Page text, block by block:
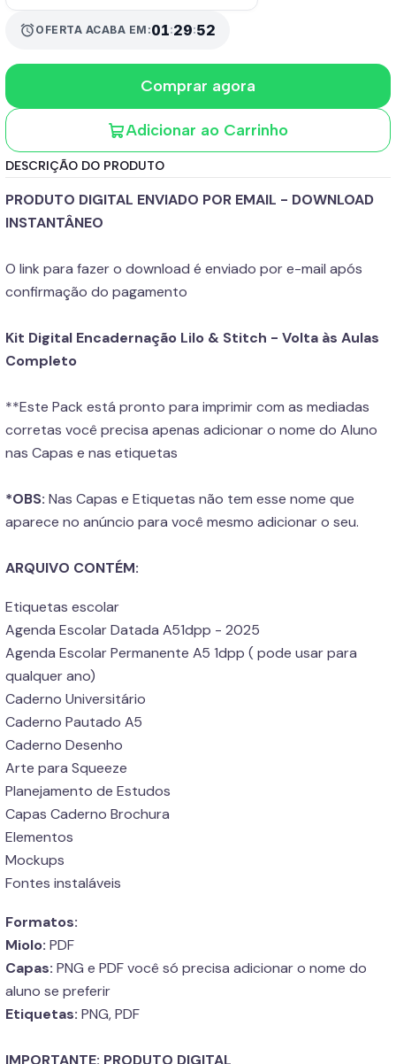
alarmOFERTA ACABA EM:01:29:52
Adicionar ao Carrinho
Comprar agora
DESCRIÇÃO DO PRODUTO
PRODUTO DIGITAL ENVIADO POR EMAIL - DOWNLOAD
INSTANTÂNEO
O link para fazer o download é enviado por e-mail após
confirmação do pagamento
Kit Digital Encadernação Lilo & Stitch - Volta às Aulas
Completo
**Este Pack está pronto para imprimir com as mediadas
corretas você precisa apenas adicionar o nome do Aluno
nas Capas e nas etiquetas
*OBS: Nas Capas e Etiquetas não tem esse nome que
aparece no anúncio para você mesmo adicionar o seu.
ARQUIVO CONTÉM:
Etiquetas escolar
Agenda Escolar Datada A51dpp - 2025
Agenda Escolar Permanente A5 1dpp ( pode usar para
qualquer ano)
Caderno Universitário
Caderno Pautado A5
Caderno Desenho
Arte para Squeeze
Planejamento de Estudos
Capas Caderno Brochura
Elementos
Mockups
Fontes instaláveis
Formatos:
Miolo: PDF
Capas: PNG e PDF você só precisa adicionar o nome do
aluno se preferir
Etiquetas: PNG, PDF
IMPORTANTE: PRODUTO DIGITAL